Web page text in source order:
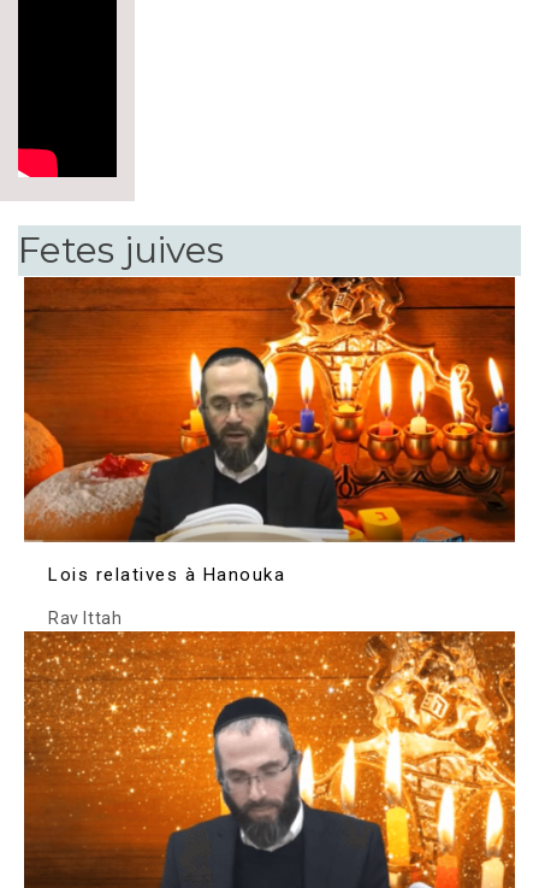
Fetes juives
Lois relatives à Hanouka
Rav Ittah